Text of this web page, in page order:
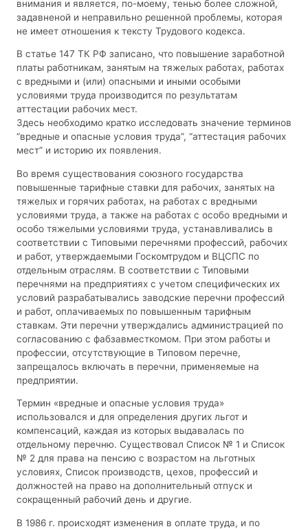
внимания и является, по-моему, тенью более сложной,
задавненой и неправильно решенной проблемы, которая
не имеет отношения к тексту Трудового кодекса.
В статье 147 ТК РФ записано, что повышение заработной
платы работникам, занятым на тяжелых работах, работах
с вредными и (или) опасными и иными особыми
условиями труда производится по результатам
аттестации рабочих мест.
Здесь необходимо кратко исследовать значение терминов
“вредные и опасные условия труда”, “аттестация рабочих
мест” и историю их появления.
Во время существования союзного государства
повышенные тарифные ставки для рабочих, занятых на
тяжелых и горячих работах, на работах с вредными
условиями труда, а также на работах с особо вредными и
особо тяжелыми условиями труда, устанавливались в
соответствии с Типовыми перечнями профессий, рабочих
и работ, утверждаемыми Госкомтрудом и ВЦСПС по
отдельным отраслям. В соответствии с Типовыми
перечнями на предприятиях с учетом специфических их
условий разрабатывались заводские перечни профессий
и работ, оплачиваемых по повышенным тарифным
ставкам. Эти перечни утверждались администрацией по
согласованию с фабзавместкомом. При этом работы и
профессии, отсутствующие в Типовом перечне,
запрещалось включать в перечни, применяемые на
предприятии.
Термин «вредные и опасные условия труда»
использовался и для определения других льгот и
компенсаций, каждая из которых выдавалась по
отдельному перечню. Существовал Список № 1 и Список
№ 2 для права на пенсию с возрастом на льготных
условиях, Список производств, цехов, профессий и
должностей на право на дополнительный отпуск и
сокращенный рабочий день и другие.
В 1986 г. происходят изменения в оплате труда, и по